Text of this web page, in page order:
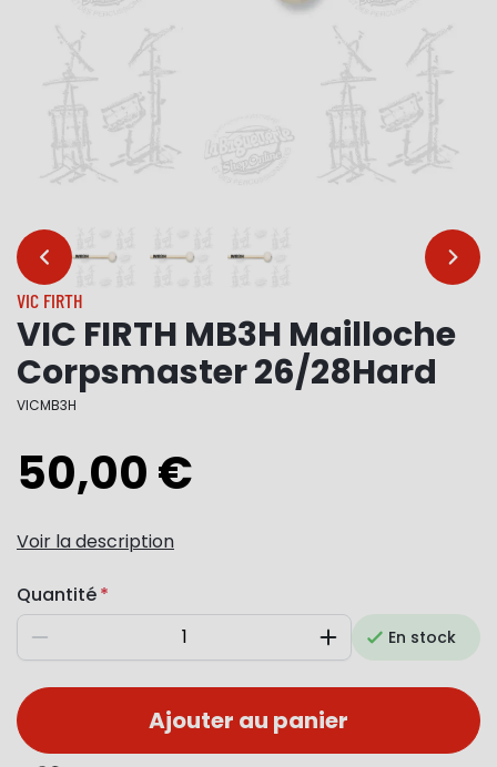
… …
VIC FIRTH
VIC FIRTH MB3H Mailloche
Corpsmaster 26/28Hard
VICMB3H
50,00 €
Voir la description
Quantité
Diminuer AugmenterEn stock
Ajouter au panier